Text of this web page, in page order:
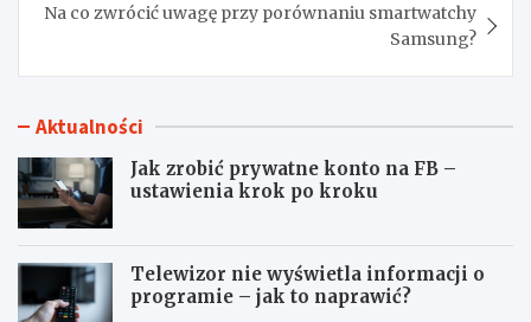
Na co zwrócić uwagę przy porównaniu smartwatchy
Samsung?
Aktualności
Jak zrobić prywatne konto na FB –
ustawienia krok po kroku
Telewizor nie wyświetla informacji o
programie – jak to naprawić?